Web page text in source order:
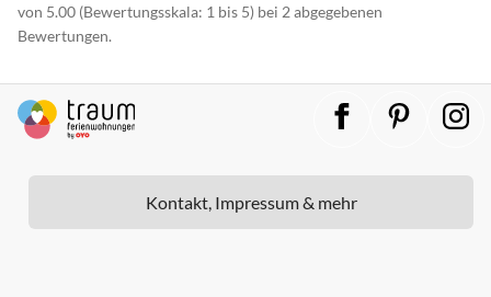
von 5.00 (Bewertungsskala: 1 bis 5) bei 2 abgegebenen
Bewertungen.
Kontakt, Impressum & mehr